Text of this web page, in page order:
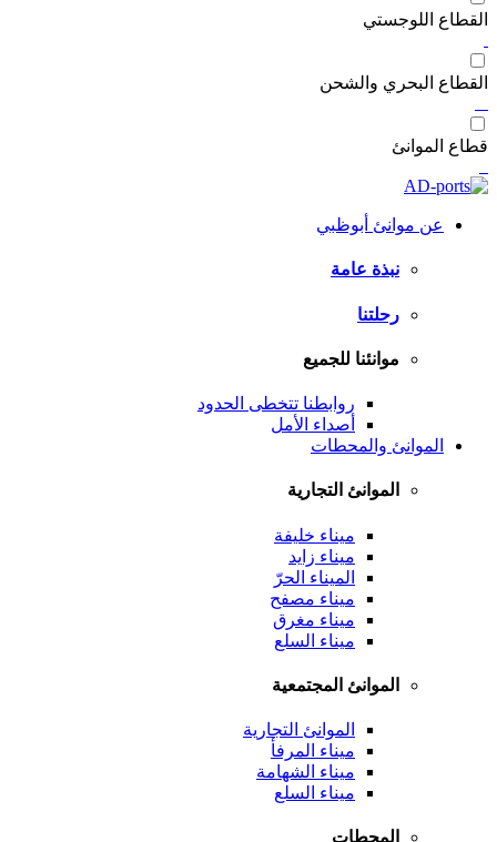
القطاع اللوجستي
القطاع البحري والشحن
قطاع الموانئ
عن موانئ أبوظبي
نبذة عامة
رحلتنا
موانئنا للجميع
روابطنا تتخطى الحدود
أصداء الأمل
الموانئ والمحطات
الموانئ التجارية
ميناء خليفة
ميناء زايد
الميناء الحرّ
ميناء مصفح
ميناء مغرق
ميناء السلع
الموانئ المجتمعية
الموانئ التجارية
ميناء المرفأ
ميناء الشهامة
ميناء السلع
المحطات